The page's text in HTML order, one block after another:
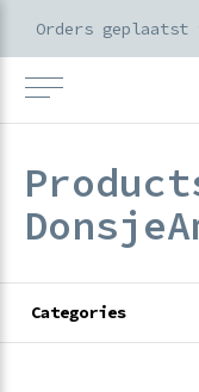
Categories